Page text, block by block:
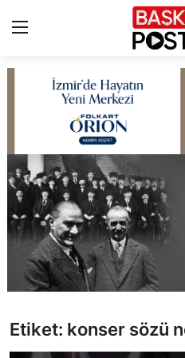
Çerez Politikası
Künye
Ankara
TBMM
Cumhurbaşkanlığı
Etiket: konser sözü